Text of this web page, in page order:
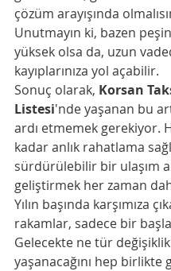
çözüm arayışında
Unutmayın ki, bazen
yüksek olsa da, uzun
kayıplarınıza yol açabilir.
Sonuç olarak, Korsan
Listesi'nde yaşanan bu
ardı etmemek gerekiyor.
kadar anlık rahatlama
sürdürülebilir bir ulaşım
geliştirmek her zaman
Yılın başında karşımıza
rakamlar, sadece bir
Gelecekte ne tür
yaşanacağını hep birlikte